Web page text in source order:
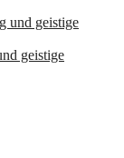
geistige